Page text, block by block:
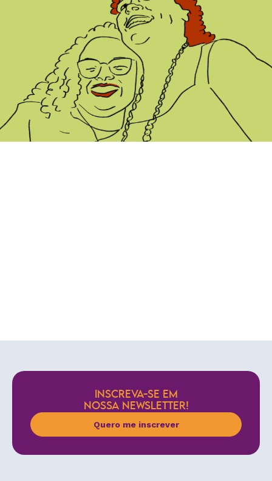
INSCREVA-SE EM
NOSSA NEWSLETTER!
Quero me inscrever